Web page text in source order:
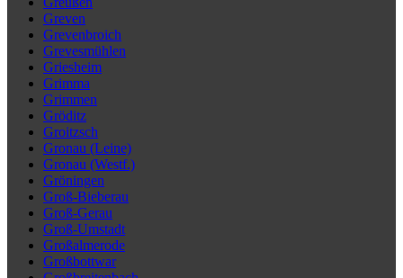
Greven
Grevenbroich
Grevesmühlen
Griesheim
Grimma
Grimmen
Gröditz
Groitzsch
Gronau (Leine)
Gronau (Westf.)
Gröningen
Groß-Bieberau
Groß-Gerau
Groß-Umstadt
Großalmerode
Großbottwar